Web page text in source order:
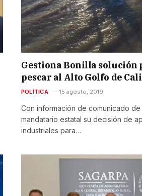
Gestiona Bonilla solución
pescar al Alto Golfo de
POLÍTICA 15 agosto, 2019
Con información de comunicado
mandatario estatal su decisión de
industriales para…